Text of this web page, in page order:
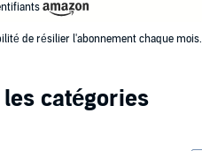
de résilier l'abonnement chaque mois.
catégories